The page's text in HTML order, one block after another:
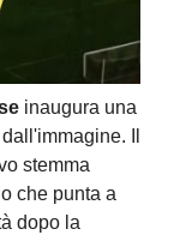
inaugura una
Il
stemma
che punta a
dopo la